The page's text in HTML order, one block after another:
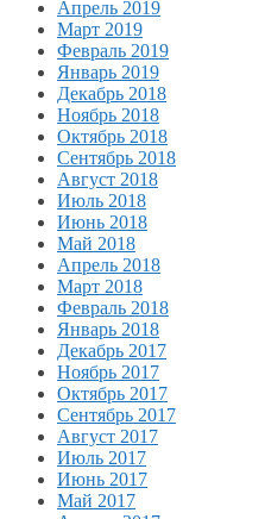
Апрель 2019
Март 2019
Февраль 2019
Январь 2019
Декабрь 2018
Ноябрь 2018
Октябрь 2018
Сентябрь 2018
Август 2018
Июль 2018
Июнь 2018
Май 2018
Апрель 2018
Март 2018
Февраль 2018
Январь 2018
Декабрь 2017
Ноябрь 2017
Октябрь 2017
Сентябрь 2017
Август 2017
Июль 2017
Июнь 2017
Май 2017